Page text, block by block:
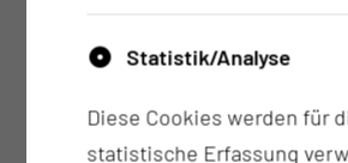
Interdisziplinäres
Schädelbasiszentrum
Statistik/Analyse
Diese Cookies werden für
statistische Erfassung